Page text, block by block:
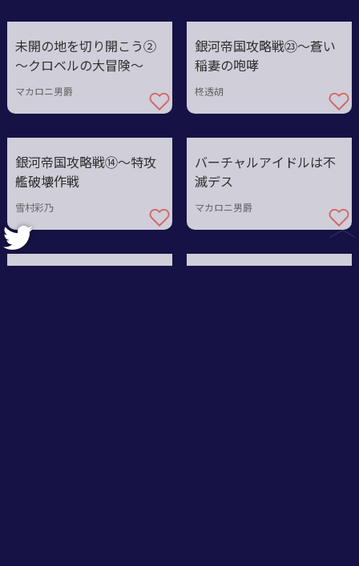
未開の地を切り開こう②
～クロベルの大冒険～
マカロニ男爵
銀河帝国攻略戦㉓～蒼い
稲妻の咆哮
柊透胡
銀河帝国攻略戦⑭～特攻
艦破壊作戦
雪村彩乃
バーチャルアイドルは不
滅デス
マカロニ男爵